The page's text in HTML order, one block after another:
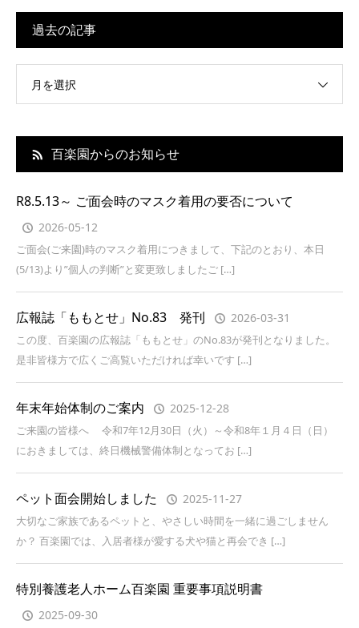
過去の記事
月を選択
百楽園からのお知らせ
R8.5.13～ ご面会時のマスク着用の要否について
2026-05-12
ご面会(ご来園)時のマスク着用につきまして、下記のとおり、本日
(5/13)より”個人の判断”と変更致しましたご […]
広報誌「ももとせ」No.83 発刊 2026-03-31
この度、百楽園の広報誌「ももとせ」のNo.83が発刊となりました。
是非皆様方で広くご高覧いただければ幸いです […]
年末年始体制のご案内 2025-12-28
ご来園の皆様へ 令和7年12月30日（火）～令和8年１月４日（日）
におきましては、終日機械警備体制となってお […]
ペット面会開始しました 2025-11-27
大切なご家族であるペットと、やさしい時間を一緒に過ごしません
か？ 百楽園では、入居者様が愛する犬や猫と再会でき […]
特別養護老人ホーム百楽園 重要事項説明書
2025-09-30